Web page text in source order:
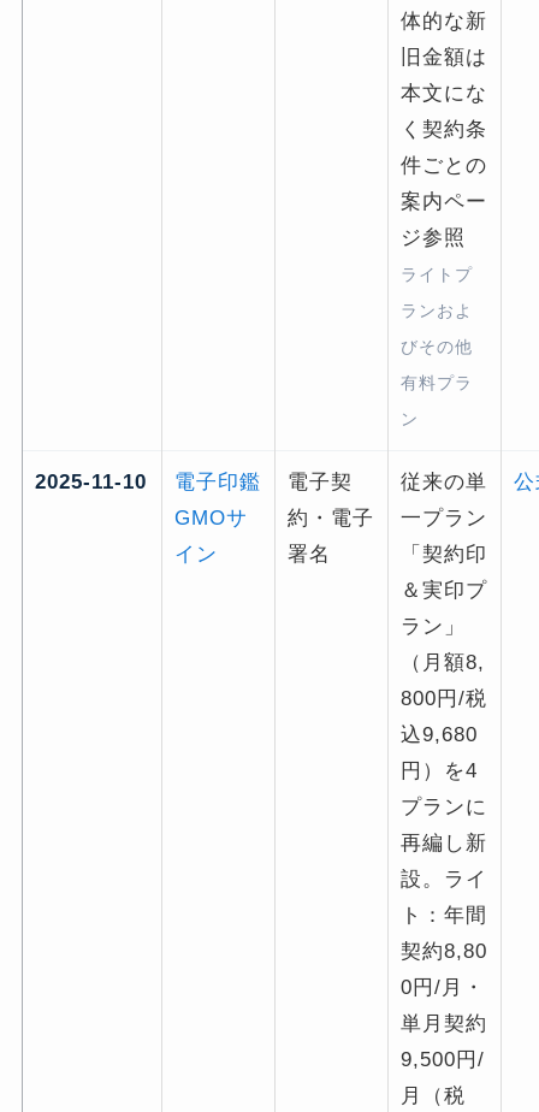
体的な新
旧金額は
本文にな
く契約条
件ごとの
案内ペー
ジ参照
ライトプ
ランおよ
びその他
有料プラ
ン
2025-11-10
電子印鑑
GMOサ
イン
電子契
約・電子
署名
従来の単
一プラン
「契約印
＆実印プ
ラン」
（月額8,
800円/税
込9,680
円）を4
プランに
再編し新
設。ライ
ト：年間
契約8,80
0円/月・
単月契約
9,500円/
月（税